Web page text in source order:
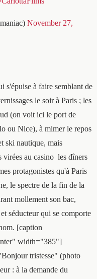
November 27,
s'épuise à faire semblant de
le soir à Paris ; les
(on voit ici le port de
ou Nice), à mimer le repos
ski nautique, mais
virées au casino les dîners
protagonistes qu'à Paris
le spectre de la fin de la
mollement son bac,
séducteur qui se comporte
[caption
width="385"]
tristesse" (photo
: à la demande du